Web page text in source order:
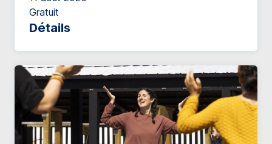
Gratuit
Détails